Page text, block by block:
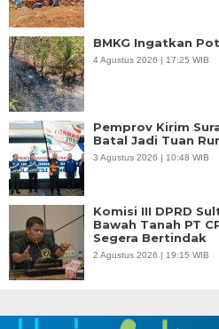
BMKG Ingatkan
4 Agustus 2026 | 17:25 WIB
Pemprov Kirim
Batal Jadi Tuan
3 Agustus 2026 | 10:48 WIB
Komisi III DPRD
Bawah Tanah PT
Segera Bertindak
2 Agustus 2026 | 19:15 WIB